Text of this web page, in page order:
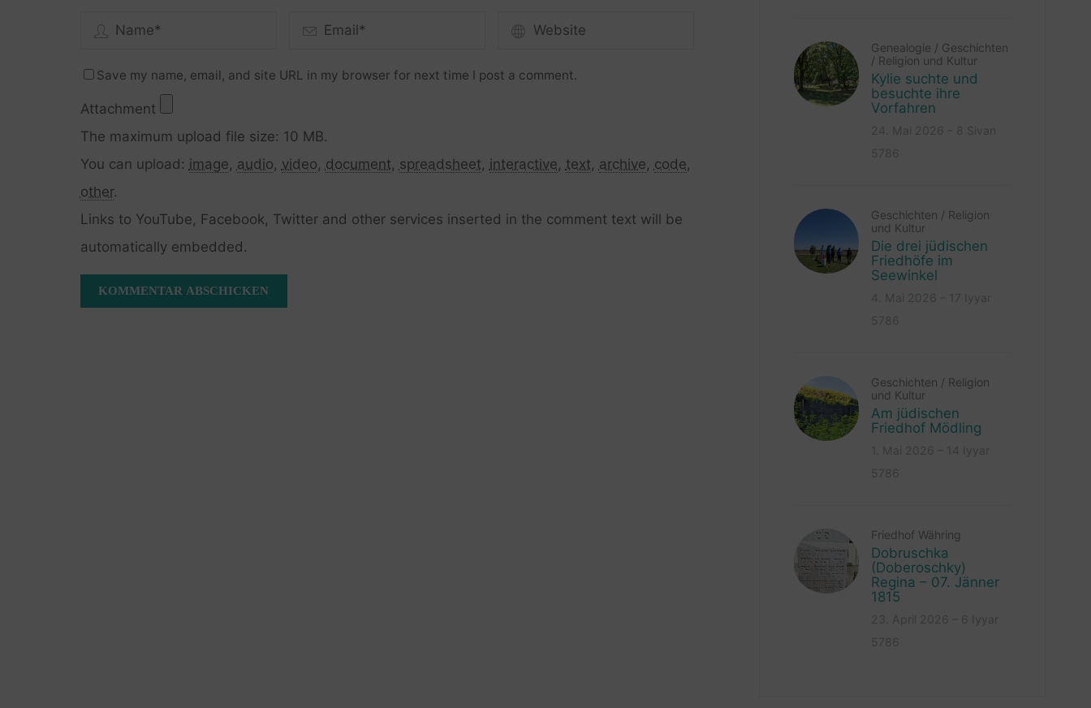
Save my name, email, and site URL in my browser for next time I post a comment.
Attachment
The maximum upload file size: 10 MB.
You can upload: image, audio, video, document, spreadsheet, interactive, text, archive, code,
other.
Links to YouTube, Facebook, Twitter and other services inserted in the comment text will be
automatically embedded.
Genealogie / Geschichten
/ Religion und Kultur
Kylie suchte und
besuchte ihre
Vorfahren
Geschichten / Religion
und Kultur
Die drei jüdischen
Friedhöfe im
Seewinkel
Geschichten / Religion
und Kultur
Am jüdischen
Friedhof Mödling
Friedhof Währing
Dobruschka
(Doberoschky)
Regina – 07. Jänner
1815